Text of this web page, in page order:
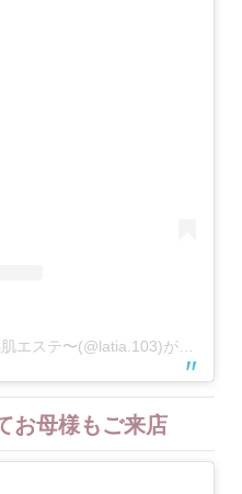
ラティア.一重マツエク＆敏感肌エステ〜(@latia.103)がシェアした投稿
お母様もご来店